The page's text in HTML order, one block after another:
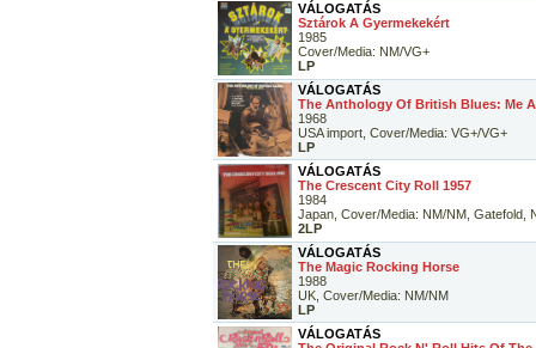
VÁLOGATÁS
Sztárok A Gyermekekért
1985
Cover/Media: NM/VG+
LP
VÁLOGATÁS
The Anthology Of British Blues: Me
1968
USA import, Cover/Media: VG+/VG+
LP
VÁLOGATÁS
The Crescent City Roll 1957
1984
Japan, Cover/Media: NM/NM, Gatefold,
2LP
VÁLOGATÁS
The Magic Rocking Horse
1988
UK, Cover/Media: NM/NM
LP
VÁLOGATÁS